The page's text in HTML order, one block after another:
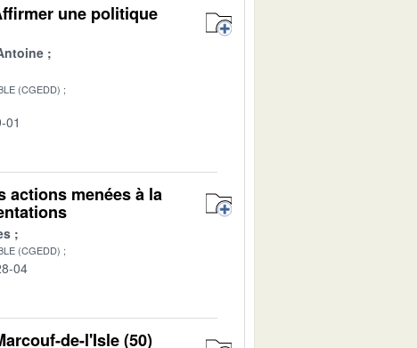
une politique
(CGEDD)
01
actions menées à la
(CGEDD)
04
de-l'Isle (50)